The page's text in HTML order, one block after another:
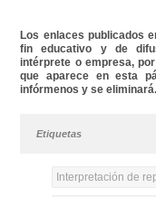
Los enlaces publicados
fin educativo y de
intérprete o empresa,
que aparece en esta
infórmenos y se eliminará.
Etiquetas
Interpretación de